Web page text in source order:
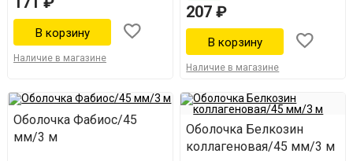
Наличие в магазине
207 ₽
Наличие в магазине
Оболочка Фабиос/45
мм/3 м
Оболочка Белкозин
коллагеновая/45 мм/3 м